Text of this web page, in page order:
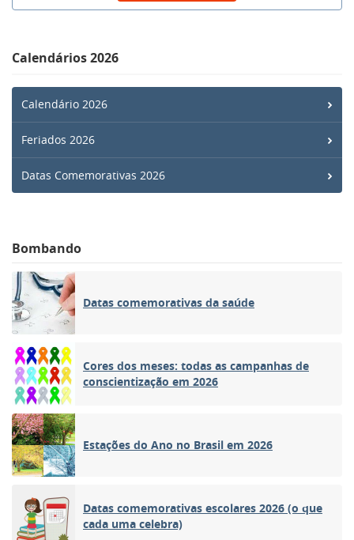
Calendários 2026
Calendário 2026
Feriados 2026
Datas Comemorativas 2026
Bombando
Datas comemorativas da saúde
Cores dos meses: todas as campanhas de
conscientização em 2026
Estações do Ano no Brasil em 2026
Datas comemorativas escolares 2026 (o que
cada uma celebra)